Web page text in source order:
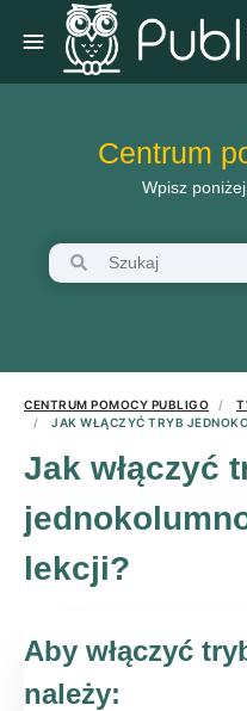
Centrum
Wpisz
CENTRUM POMOCY PUBLIGO
JAK WŁĄCZYĆ TRYB
Jak włączyć
lekcji?
Aby włączyć
należy: